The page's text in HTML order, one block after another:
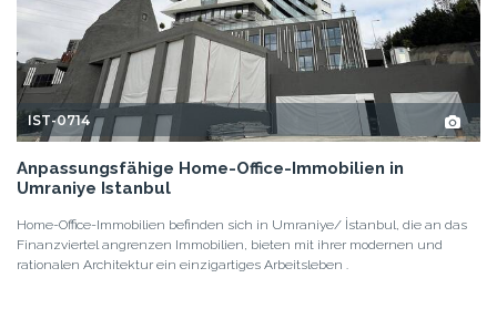
IST-0714
Anpassungsfähige Home-Office-Immobilien in
Umraniye Istanbul
Home-Office-Immobilien befinden sich in Umraniye/ İstanbul, die an das
Finanzviertel angrenzen Immobilien, bieten mit ihrer modernen und
rationalen Architektur ein einzigartiges Arbeitsleben .